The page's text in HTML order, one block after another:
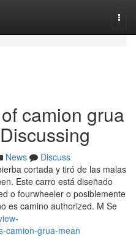
camion grua
News
Discuss
cortada y tiró de las malas
Este carro está diseñado
o fourwheeler o posiblemente
es camino authorized. M Se
camion-grua-mean